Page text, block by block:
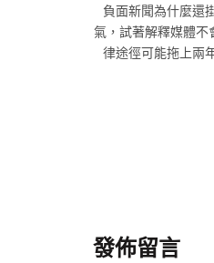
負面新聞為什麼還
氣，試著解釋媒體不
律途徑可能拖上兩
發佈留言